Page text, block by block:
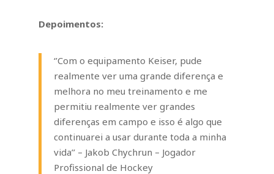
Depoimentos:
‘’Com o equipamento Keiser, pude
realmente ver uma grande diferença e
melhora no meu treinamento e me
permitiu realmente ver grandes
diferenças em campo e isso é algo que
continuarei a usar durante toda a minha
vida’’ – Jakob Chychrun – Jogador
Profissional de Hockey